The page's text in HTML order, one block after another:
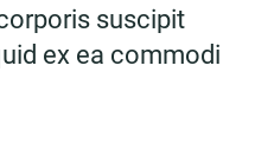
suscipit
ex ea commodi